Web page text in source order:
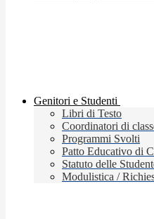
Genitori e Studenti
Libri di Testo
Coordinatori di
Programmi Svolti
Patto Educativo di
Statuto delle
Modulistica /